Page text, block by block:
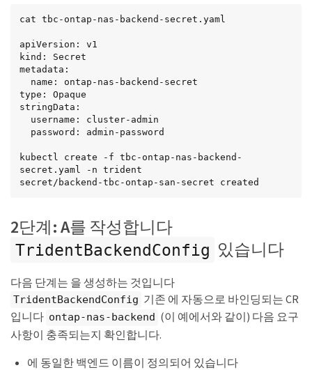
    "region": "us_east_1",
        {
            "labels":{"app":"msoffice",
"cost":"100"},
            "zone":"us_east_1a",
            "defaults": {
                "spaceReserve": "volume",
                "encryption": "true",
                "unixPermissions": "0755"
        },
        {
            "labels":{"app":"mysqldb",
            "defaults": {
                "spaceReserve": "volume",
                "encryption": "false",
                "unixPermissions": "0775"
        }
    ]
cat tbc-ontap-nas-backend-secret.yaml
apiVersion: v1
kind: Secret
metadata:
type: Opaque
stringData:
kubectl create -f tbc-ontap-nas-backend-
secret.yaml -n trident
secret/backend-tbc-ontap-san-secret created
2단계: A를 작성합니다
TridentBackendConfig 있습니다
다음 단계는 을 생성하는 것입니다
TridentBackendConfig 기존 에 자동으로 바인딩되는 CR
입니다 ontap-nas-backend (이 예에서와 같이) 다음 요구
사항이 충족되는지 확인합니다.
에 동일한 백엔드 이름이 정의되어 있습니다